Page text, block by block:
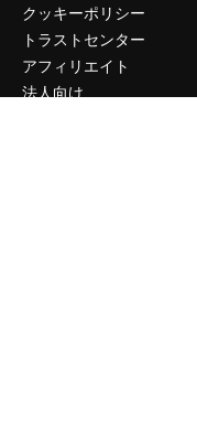
クッキーポリシー
トラストセンター
アフィリエイト
法人向け